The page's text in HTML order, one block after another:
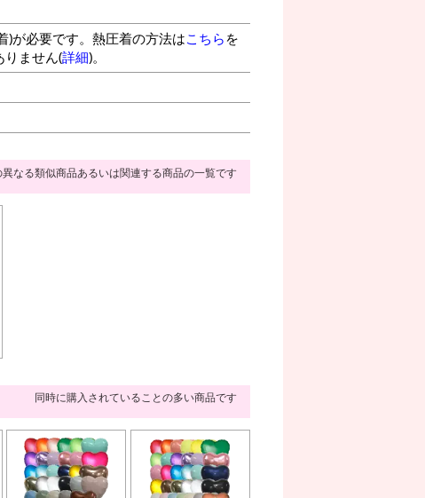
)が必要です。熱圧着の方法はこちら を
りません(詳細)。
なる類似商品あるいは関連する商品の一覧です
同時に購入されていることの多い商品です